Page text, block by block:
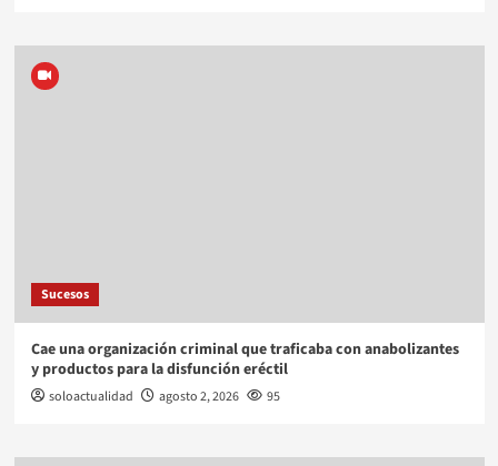
Sucesos
Cae una organización criminal que traficaba con anabolizantes
y productos para la disfunción eréctil
soloactualidad agosto 2, 2026 95